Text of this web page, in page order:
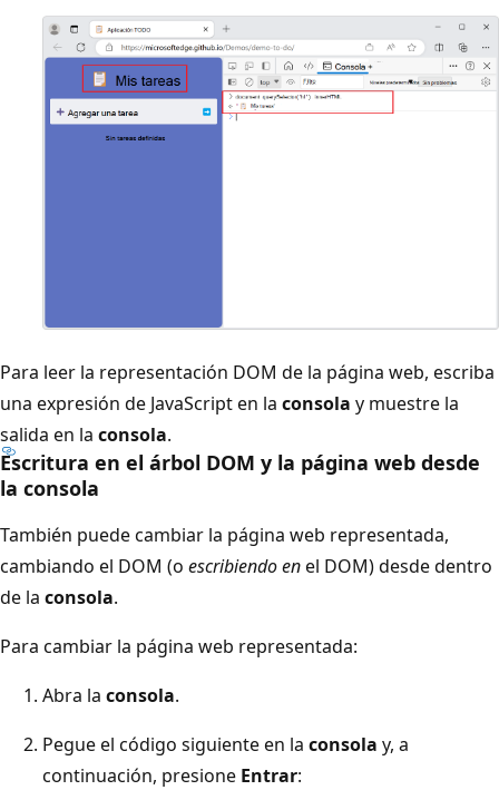
Para leer la representación DOM de la página web, escriba
una expresión de JavaScript en la consola y muestre la
salida en la consola.
Escritura en el árbol DOM y la página web desde
la consola
También puede cambiar la página web representada,
cambiando el DOM (o escribiendo enel DOM) desde dentro
de la consola.
Para cambiar la página web representada:
Abra la consola.
Pegue el código siguiente en la consola y, a
continuación, presione Entrar: